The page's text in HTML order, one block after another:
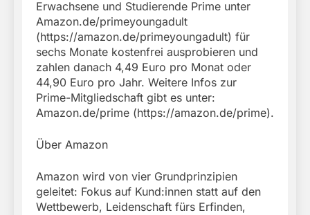
Erwachsene und Studierende Prime unter
Amazon.de/primeyoungadult
(https://amazon.de/primeyoungadult) für
sechs Monate kostenfrei ausprobieren und
zahlen danach 4,49 Euro pro Monat oder
44,90 Euro pro Jahr. Weitere Infos zur
Prime-Mitgliedschaft gibt es unter:
Amazon.de/prime (https://amazon.de/prime).
Über Amazon
Amazon wird von vier Grundprinzipien
geleitet: Fokus auf Kund:innen statt auf den
Wettbewerb, Leidenschaft fürs Erfinden,